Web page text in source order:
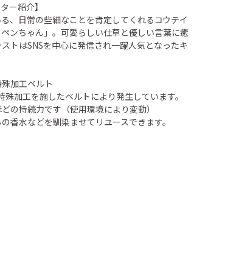
ー紹介】
、日常の些細なことを肯定してくれるコウテイ
ンちゃん」。可愛らしい仕草と優しい言葉に癒
トはSNSを中心に発信され一躍人気となったキ
加工ベルト
加工を施したベルトにより発生しています。
の持続力です（使用環境により変動）
香水などを馴染ませてリユースできます。